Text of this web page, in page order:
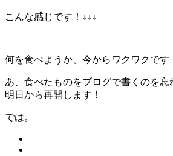
こんな感じです！↓↓↓
何を食べようか、今からワクワクです
あ、食べたものをブログで書くのを忘
明日から再開します！
では。